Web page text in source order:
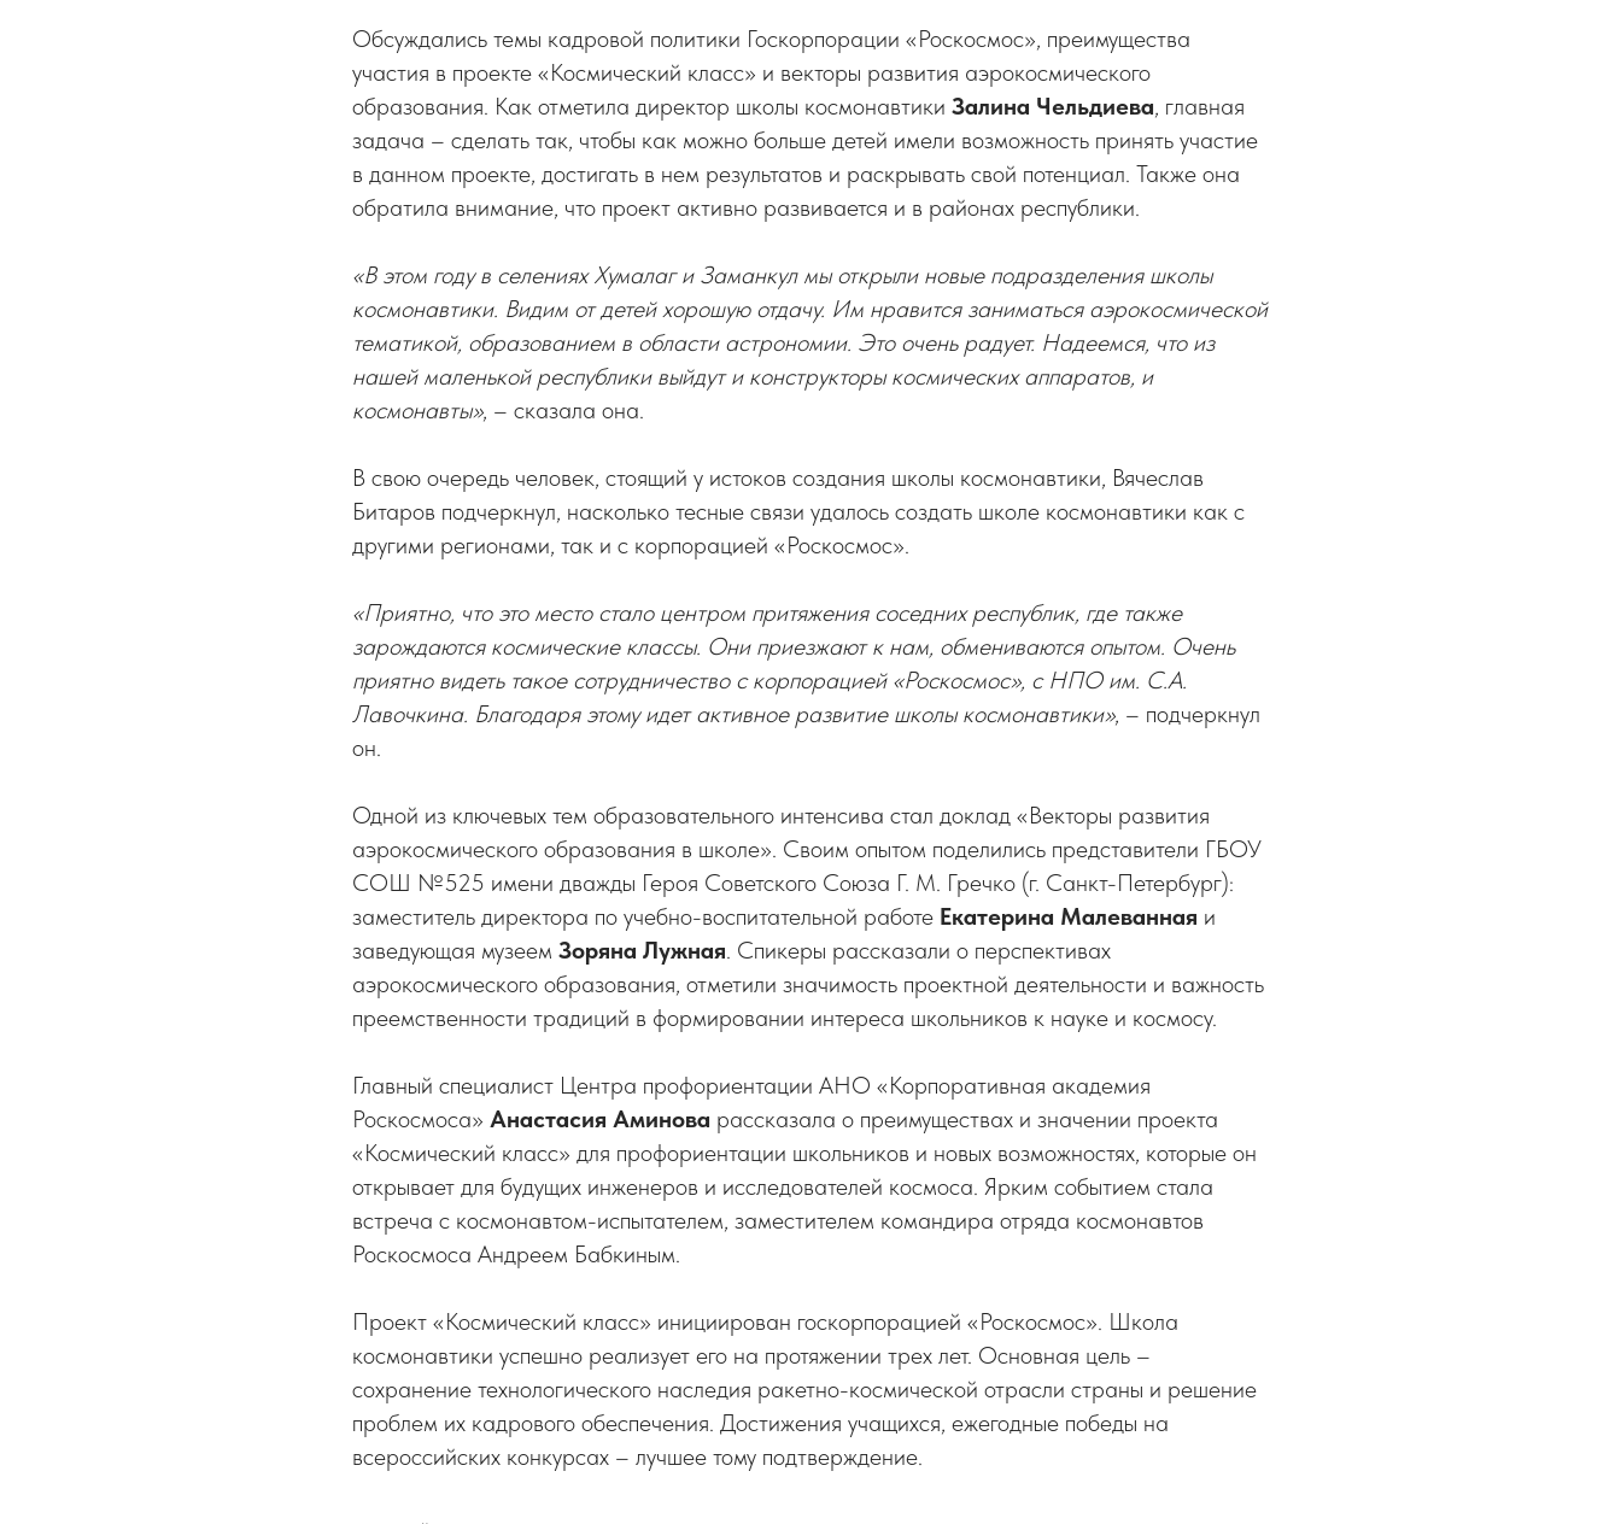
Обсуждались темы кадровой политики Госкорпорации «Роскосмос», преимущества
участия в проекте «Космический класс» и векторы развития аэрокосмического
образования. Как отметила директор школы космонавтики Залина Чельдиева, главная
задача – сделать так, чтобы как можно больше детей имели возможность принять участие
в данном проекте, достигать в нем результатов и раскрывать свой потенциал. Также она
обратила внимание, что проект активно развивается и в районах республики.
«В этом году в селениях Хумалаг и Заманкул мы открыли новые подразделения школы
космонавтики. Видим от детей хорошую отдачу. Им нравится заниматься аэрокосмической
тематикой, образованием в области астрономии. Это очень радует. Надеемся, что из
нашей маленькой республики выйдут и конструкторы космических аппаратов, и
космонавты», – сказала она.
В свою очередь человек, стоящий у истоков создания школы космонавтики, Вячеслав
Битаров подчеркнул, насколько тесные связи удалось создать школе космонавтики как с
другими регионами, так и с корпорацией «Роскосмос».
«Приятно, что это место стало центром притяжения соседних республик, где также
зарождаются космические классы. Они приезжают к нам, обмениваются опытом. Очень
приятно видеть такое сотрудничество с корпорацией «Роскосмос», с НПО им. С.А.
Лавочкина. Благодаря этому идет активное развитие школы космонавтики», – подчеркнул
он.
Одной из ключевых тем образовательного интенсива стал доклад «Векторы развития
аэрокосмического образования в школе». Своим опытом поделились представители ГБОУ
СОШ №525 имени дважды Героя Советского Союза Г. М. Гречко (г. Санкт-Петербург):
заместитель директора по учебно-воспитательной работе Екатерина Малеванная и
заведующая музеем Зоряна Лужная. Спикеры рассказали о перспективах
аэрокосмического образования, отметили значимость проектной деятельности и важность
преемственности традиций в формировании интереса школьников к науке и космосу.
Главный специалист Центра профориентации АНО «Корпоративная академия
Роскосмоса» Анастасия Аминова рассказала о преимуществах и значении проекта
«Космический класс» для профориентации школьников и новых возможностях, которые он
открывает для будущих инженеров и исследователей космоса. Ярким событием стала
встреча с космонавтом-испытателем, заместителем командира отряда космонавтов
Роскосмоса Андреем Бабкиным.
Проект «Космический класс» инициирован госкорпорацией «Роскосмос». Школа
космонавтики успешно реализует его на протяжении трех лет. Основная цель –
сохранение технологического наследия ракетно-космической отрасли страны и решение
проблем их кадрового обеспечения. Достижения учащихся, ежегодные победы на
всероссийских конкурсах – лучшее тому подтверждение.